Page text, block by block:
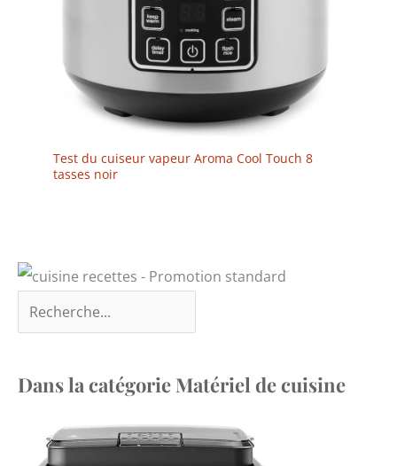
Test du cuiseur vapeur Aroma Cool Touch 8
tasses noir
Dans la catégorie Matériel de cuisine